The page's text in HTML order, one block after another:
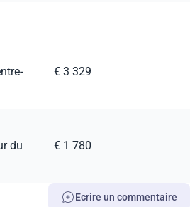
€ 3 329
du
€ 1 780
Ecrire un сommentaire